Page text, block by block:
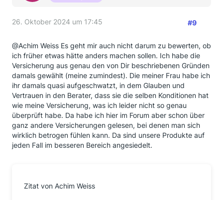
26. Oktober 2024 um 17:45 #9
@Achim Weiss Es geht mir auch nicht darum zu bewerten, ob
ich früher etwas hätte anders machen sollen. Ich habe die
Versicherung aus genau den von Dir beschriebenen Gründen
damals gewählt (meine zumindest). Die meiner Frau habe ich
ihr damals quasi aufgeschwatzt, in dem Glauben und
Vertrauen in den Berater, dass sie die selben Konditionen hat
wie meine Versicherung, was ich leider nicht so genau
überprüft habe. Da habe ich hier im Forum aber schon über
ganz andere Versicherungen gelesen, bei denen man sich
wirklich betrogen fühlen kann. Da sind unsere Produkte auf
jeden Fall im besseren Bereich angesiedelt.
Zitat von Achim Weiss